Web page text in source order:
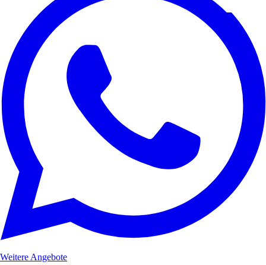
Weitere Angebote